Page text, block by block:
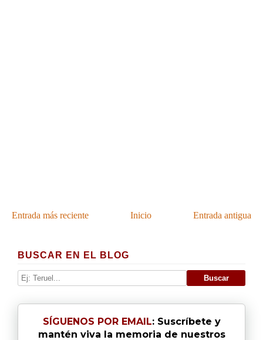
Entrada más reciente Entrada antigua
Inicio
BUSCAR EN EL BLOG
SÍGUENOS POR EMAIL: Suscríbete y
mantén viva la memoria de nuestros